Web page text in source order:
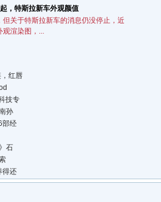
，特斯拉新车外观颜值
但关于特斯拉新车的消息仍没停止，近
渲染图，...
红唇
技专
孙
部经
石
得还